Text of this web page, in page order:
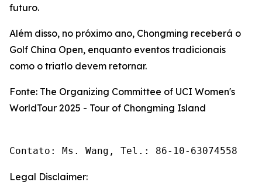
futuro.
Além disso, no próximo ano, Chongming receberá o
Golf China Open, enquanto eventos tradicionais
como o triatlo devem retornar.
Fonte: The Organizing Committee of UCI Women's
WorldTour 2025 - Tour of Chongming Island
Contato: Ms. Wang, Tel.: 86-10-63074558
Legal Disclaimer: